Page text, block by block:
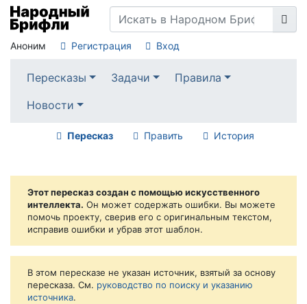
Аноним Регистрация Вход
Пересказы Задачи
Правила
Новости
Пересказ Править История
Этот пересказ создан с помощью искусственного
интеллекта. Он может содержать ошибки. Вы можете
помочь проекту, сверив его с оригинальным текстом,
исправив ошибки и убрав этот шаблон.
В этом пересказе не указан источник, взятый за основу
пересказа. См. руководство по поиску и указанию
источника.